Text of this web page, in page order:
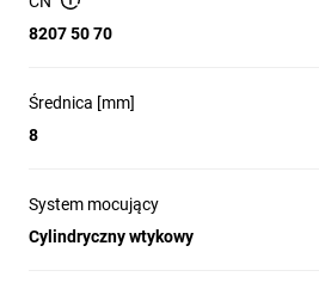
8207 50 70
Średnica [mm]
8
System mocujący
Cylindryczny wtykowy